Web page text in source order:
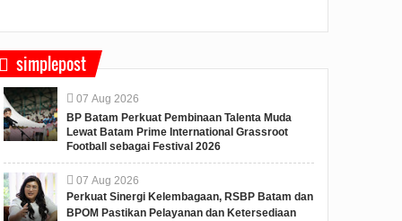
simplepost
07 Aug 2026
BP Batam Perkuat Pembinaan Talenta Muda
Lewat Batam Prime International Grassroot
Football sebagai Festival 2026
07 Aug 2026
Perkuat Sinergi Kelembagaan, RSBP Batam dan
BPOM Pastikan Pelayanan dan Ketersediaan